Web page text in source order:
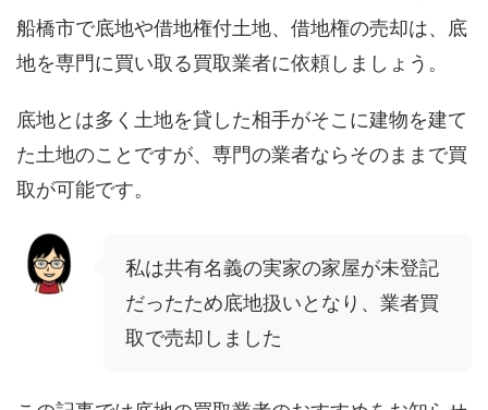
船橋市で底地や借地権付土地、借地権の売却は、底
地を専門に買い取る買取業者に依頼しましょう。
底地とは多く土地を貸した相手がそこに建物を建て
た土地のことですが、専門の業者ならそのままで買
取が可能です。
私は共有名義の実家の家屋が未登記
だったため底地扱いとなり、業者買
取で売却しました